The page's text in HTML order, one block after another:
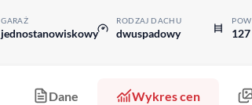
GARAŻ
jednostanowiskowy
RODZAJ DACHU
dwuspadowy 127
Dane Wykres cen